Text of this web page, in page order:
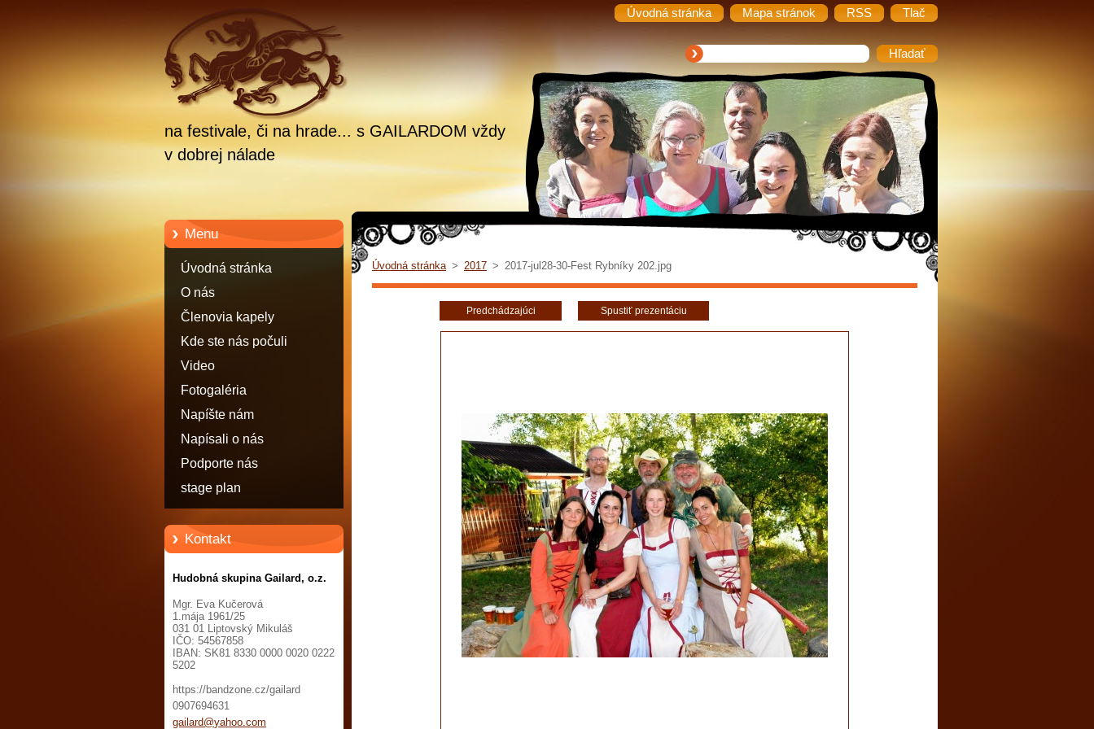
Úvodná stránka Mapa stránok RSS Tlač
na festivale, či na hrade... s GAILARDOM vždy
v dobrej nálade
Menu
Úvodná stránka
O nás
Členovia kapely
Kde ste nás počuli
Video
Fotogaléria
Napíšte nám
Napísali o nás
Podporte nás
stage plan
Kontakt
Hudobná skupina Gailard, o.z.
Mgr. Eva Kučerová
1.mája 1961/25
031 01 Liptovský Mikuláš
IČO: 54567858
IBAN: SK81 8330 0000 0020 0222
5202
https://bandzone.cz/gailard
0907694631
gailard@yahoo.com
Úvodná stránka > 2017 > 2017-jul28-30-Fest Rybníky 202.jpg
Predchádzajúci Spustiť prezentáciu